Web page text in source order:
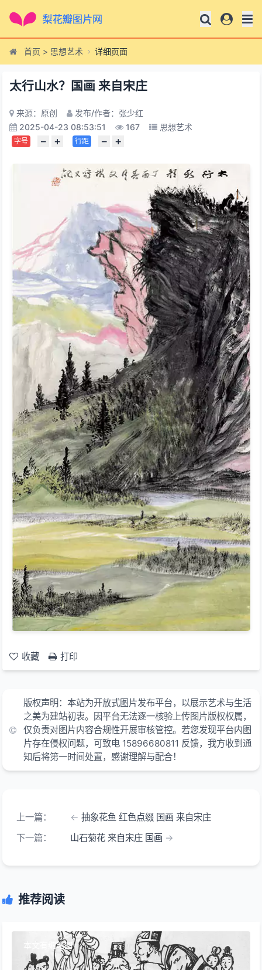
首页 > 思想艺术 详细页面
太行山水？国画 来自宋庄
来源：原创
发布/作者：张少红
2025-04-23 08:53:51
167 思想艺术
字号 − + 行距 − +
收藏 打印
版权声明：本站为开放式图片发布平台，以展示艺术与生活
之美为建站初衷。因平台无法逐一核验上传图片版权权属，
仅负责对图片内容合规性开展审核管控。若您发现平台内图
片存在侵权问题，可致电 15896680811 反馈，我方收到通
知后将第一时间处置，感谢理解与配合！
上一篇：
抽象花鱼 红色点缀 国画 来自宋庄
下一篇：
山石菊花 来自宋庄 国画
推荐阅读
本文有缩略图